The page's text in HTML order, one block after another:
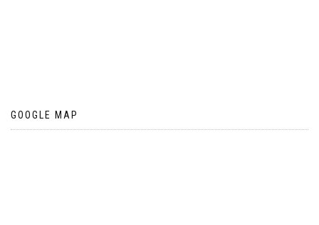
GOOGLE MAP